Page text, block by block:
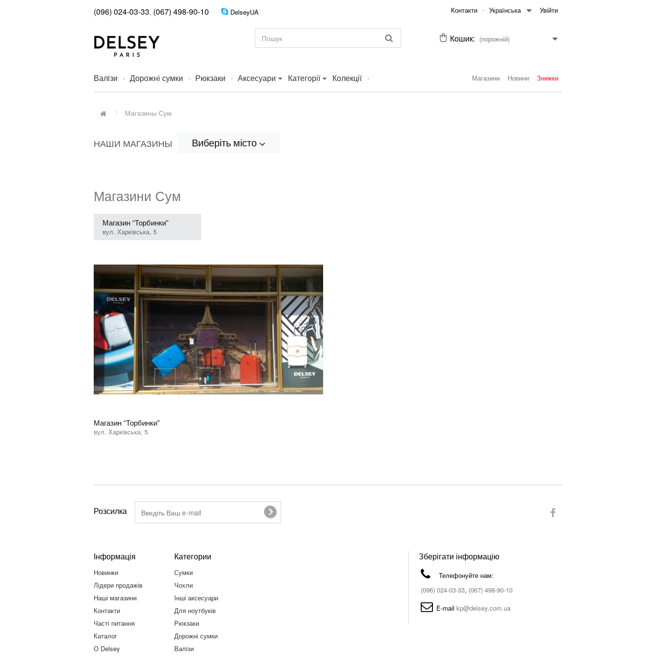
Увійти
Українська
Контакти
(096) 024-03-33, (067) 498-90-10 DelseyUA
Кошик: (порожній)
Валiзи Дорожні сумки Рюкзаки Аксесуари Категорії Колекції Магазини Новини Знижки
Магазины Сум
НАШИ МАГАЗИНЫ Виберіть місто
Магазини Сум
Магазин “Торбинки”
вул. Харкiвська, 5
Магазин “Торбинки”
вул. Харкiвська, 5
Розсилка
Інформація
Новинки
Лідери продажів
Наші магазини
Контакти
Часті питання
Каталог
О Delsey
Категории
Сумки
Чохли
Інші аксесуари
Для ноутбуків
Рюкзаки
Дорожні сумки
Валiзи
Зберігати інформацію
Телефонуйте нам:
(096) 024-03-33, (067) 498-90-10
E-maіl kp@delsey.com.ua